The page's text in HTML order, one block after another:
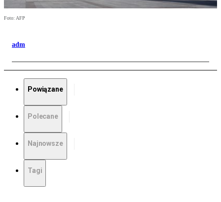
Foto: AFP
adm
Powiązane
Polecane
Najnowsze
Tagi